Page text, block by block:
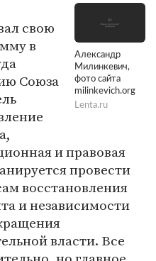
Александр
Милинкевич,
фото сайта
milinkevich.org
Lenta.ru
свою
в
Союза
и правовая
провести
восстановления
и независимости
власти. Все